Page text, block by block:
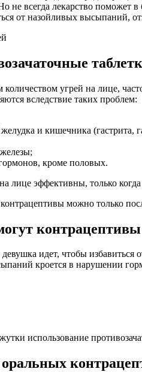
не всегда лекарство поможет
от назойливых высыпаний,
угрей на лице,
вследствие таких проблем:
и кишечника (гастрита,
кроме половых.
лице эффективны, только
можно только
идет, чтобы
кроется в нарушении
использование